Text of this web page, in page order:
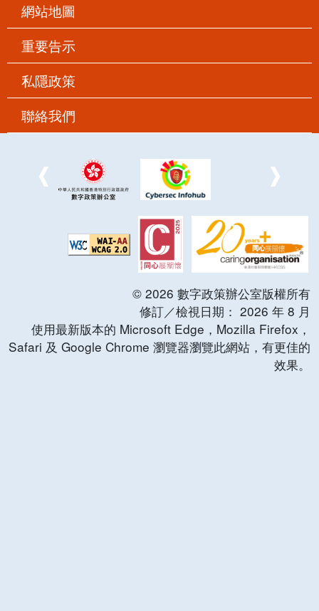
網站地圖
重要告示
私隱政策
聯絡我們
© 2026 數字政策辦公室版權所有
修訂／檢視日期： 2026 年 8 月
使用最新版本的 Microsoft Edge，Mozilla Firefox，
Safari 及 Google Chrome 瀏覽器瀏覽此網站，有更佳的
效果。